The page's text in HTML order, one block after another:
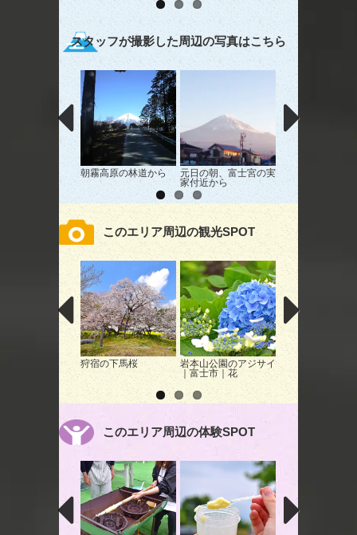
スタッフが撮影した周辺の写真はこちら
朝霧高原の林道から
元日の朝、富士宮の実
家付近から
このエリア周辺の観光SPOT
狩宿の下馬桜
岩本山公園のアジサイ
｜富士市｜花
富士市中央公園
｜富士市｜紅葉
このエリア周辺の体験SPOT